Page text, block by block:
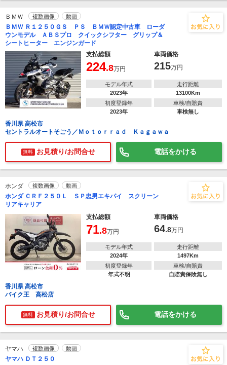
ＢＭＷ 複数画像 動画
ＢＭＷ Ｒ１２５０ＧＳ ＰＳ ＢＭＷ認定中古車 ローダ
ウンモデル ＡＢＳプロ クイックシフター グリップ＆
シートヒーター エンジンガード
支払総額
車両価格
224.8万円 215万円
モデル年式
2023年
走行距離
13100Km
初度登録年
2023年
車検/自賠責
車検無し
香川県 高松市
セントラルオートそごう／Ｍｏｔｏｒｒａｄ Ｋａｇａｗａ
無料 お見積り/お問合せ 電話をかける
ホンダ 複数画像 動画
ホンダ ＣＲＦ２５０Ｌ ＳＰ忠男エキパイ スクリーン
リアキャリア
支払総額
車両価格
71.8万円 64.8万円
モデル年式
2024年
走行距離
1497Km
初度登録年
年式不明
車検/自賠責
自賠責保険無し
香川県 高松市
バイク王 高松店
無料 お見積り/お問合せ 電話をかける
ヤマハ 複数画像 動画
ヤマハ ＤＴ２５０